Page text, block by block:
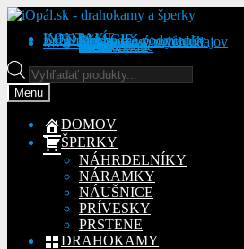
Preskočiť
navigáciu
Preskočiť
obsah
KONTAKT
INFORMÁCIE
Obchodné podmienky
Reklamačný poriadok
Ochrana osobných údajov
MÔJ ÚČETObjednávky
Adresy
Detaily účtu
Na stiahnutie
Products
search
Menu
DOMOV
ŠPERKY
NÁHRDELNÍKY
NÁRAMKY
NÁUŠNICE
PRÍVESKY
PRSTENE
DRAHOKAMY